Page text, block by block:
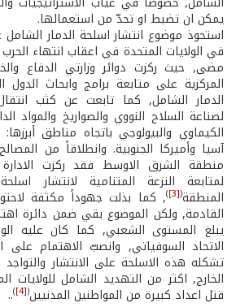
يمكن ان تضبط او تحدّ من استعمالها.
استحوذ موضوع انتشار اسلحة الدمار الشامل
في الولايات المتحدة في اعقاب انتهاء
مضى, حيث ركزت دوائر وزارتي الدفاع
المركزية على متابعة برامج وابحاث الدول
الدمار الشامل, كما تابعت عن كثب انتقال
لصناعة السلاح النووي والصواريخ والمواد
الكيماوي والبيولوجي باتجاه مناطق
آسيا وأميركا الجنوبية. وانطلاقاً من
منطقة الشرق الاوسط فقد ركزت الادارة
لمتابعة النزعة المتنامية لانتشار
المنطقة(
[3]
), كما بذلت جهوداً مكثفة
القادمة, ولكن الموضوع بقي ضمن دائرة
يبلغ المستوى الشعبي, كما كان عليه
الاتحاد السوفياتي, وانصبّ الاهتمام
تشكله هذه الاسلحة على الانتشار
الخارج, اكثر من التهديد الشامل للولايات
قتل اعداد كبيرة من المواطنين المدنيين(
[4]
)
..